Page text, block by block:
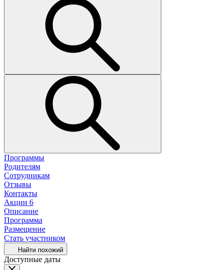
Программы
Родителям
Сотрудникам
Отзывы
Контакты
Акции 6
Описание
Программа
Размещение
Стать участником
Найти похожий
Доступные даты